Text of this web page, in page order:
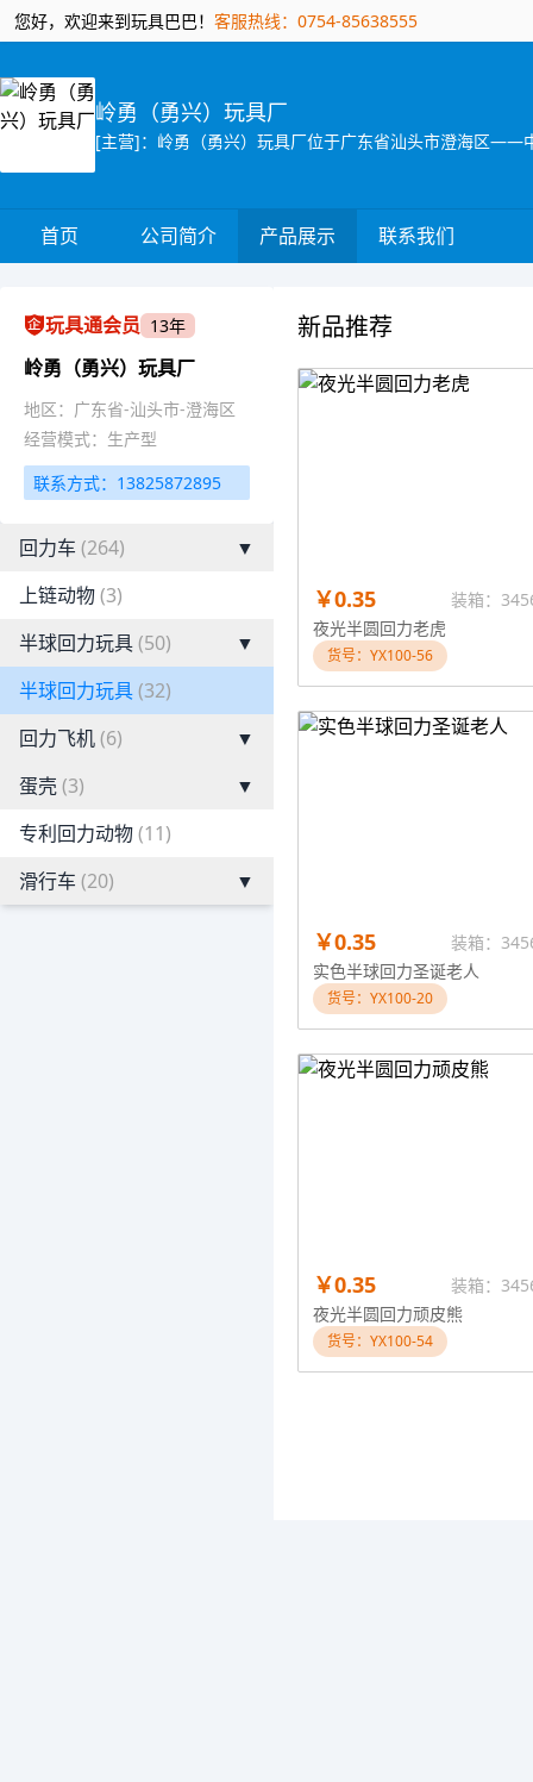
您好，欢迎来到玩具巴巴！ 客服热线：0754-85638555
岭勇（勇兴）玩具厂
首页 公司简介 产品展示 联系我们
玩具通会员 13年
岭勇（勇兴）玩具厂
地区：广东省-汕头市-澄海区
经营模式：生产型
联系方式：13825872895
回力车 (264)
▼
上链动物(3)
半球回力玩具(50)
▼
半球回力玩具(32)
回力飞机(6)
▼
蛋壳(3)
▼
专利回力动物(11)
滑行车 (20) ▼
新品推荐
￥0.35
装箱：
夜光半圆回力老虎
货号：YX100-56
￥0.35
装箱：
实色半球回力圣诞老人
货号：YX100-20
￥0.35
装箱：
夜光半圆回力顽皮熊
货号：YX100-54